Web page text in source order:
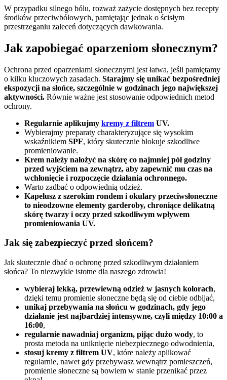
W przypadku silnego bólu, rozważ zażycie dostępnych bez recepty
środków przeciwbólowych, pamiętając jednak o ścisłym
przestrzeganiu zaleceń dotyczących dawkowania.
Jak zapobiegać oparzeniom słonecznym?
Ochrona przed oparzeniami słonecznymi jest łatwa, jeśli pamiętamy
o kilku kluczowych zasadach. Starajmy się unikać bezpośredniej
ekspozycji na słońce, szczególnie w godzinach jego największej
aktywności. Równie ważne jest stosowanie odpowiednich metod
ochrony.
Regularnie aplikujmy kremy z filtrem UV.
Wybierajmy preparaty charakteryzujące się wysokim
wskaźnikiem SPF, który skutecznie blokuje szkodliwe
promieniowanie.
Krem należy nałożyć na skórę co najmniej pół godziny
przed wyjściem na zewnątrz, aby zapewnić mu czas na
wchłonięcie i rozpoczęcie działania ochronnego.
Warto zadbać o odpowiednią odzież.
Kapelusz z szerokim rondem i okulary przeciwsłoneczne
to nieodzowne elementy garderoby, chroniące delikatną
skórę twarzy i oczy przed szkodliwym wpływem
promieniowania UV.
Jak się zabezpieczyć przed słońcem?
Jak skutecznie dbać o ochronę przed szkodliwym działaniem
słońca? To niezwykle istotne dla naszego zdrowia!
wybieraj lekką, przewiewną odzież w jasnych kolorach,
dzięki temu promienie słoneczne będą się od ciebie odbijać,
unikaj przebywania na słońcu w godzinach, gdy jego
działanie jest najbardziej intensywne, czyli między 10:00 a
16:00,
regularnie nawadniaj organizm, pijąc dużo wody, to
prosta metoda na uniknięcie niebezpiecznego odwodnienia,
stosuj kremy z filtrem UV, które należy aplikować
regularnie, nawet gdy przebywasz wewnątrz pomieszczeń,
promienie słoneczne są bowiem w stanie przenikać przez